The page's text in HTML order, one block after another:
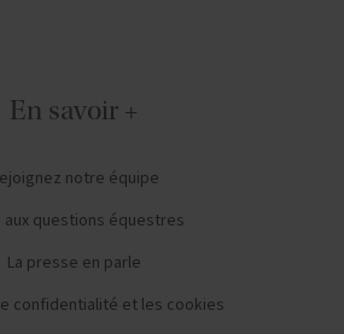
En savoir +
notre équipe
aux questions équestres
La presse en parle
confidentialité et les cookies